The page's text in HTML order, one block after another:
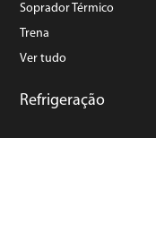
Soprador Térmico
Trena
Ver tudo
Refrigeração